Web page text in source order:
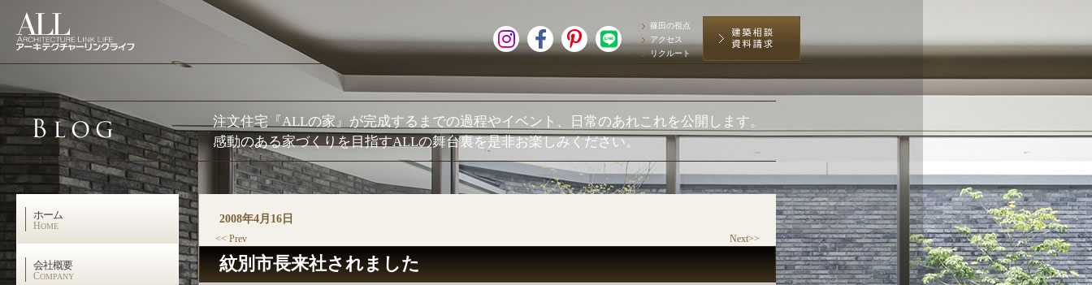
篠田の視点
アクセス
リクルート
注文住宅『ALLの家』が完成するまでの過程やイベント、日常のあれこれを公開します。
感動のある家づくりを目指すALLの舞台裏を是非お楽しみください。
ホーム
HOME
会社概要
COMPANY
2008年4月16日
<< Prev Next>>
紋別市長来社されました